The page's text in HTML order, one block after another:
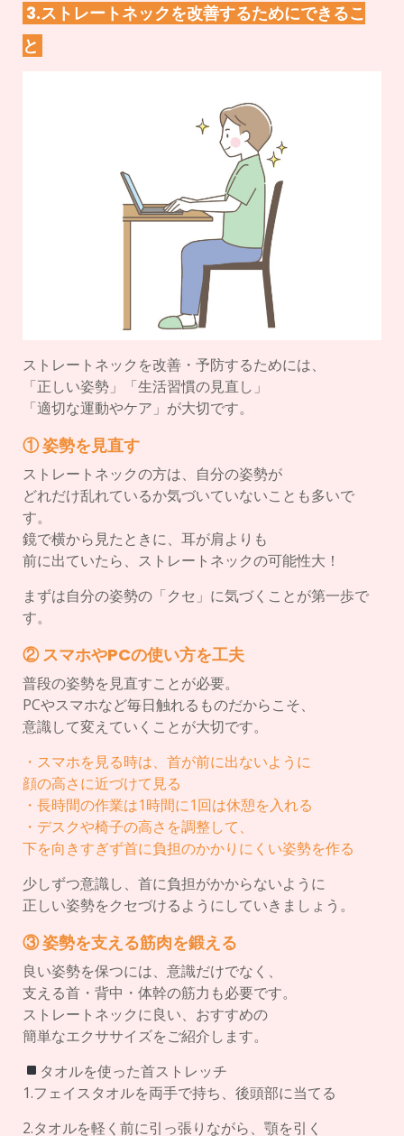
3.ストレートネックを改善するためにできるこ
と
ストレートネックを改善・予防するためには、
「正しい姿勢」「生活習慣の見直し」
「適切な運動やケア」が大切です。
① 姿勢を見直す
ストレートネックの方は、自分の姿勢が
どれだけ乱れているか気づいていないことも多いで
す。
鏡で横から見たときに、耳が肩よりも
前に出ていたら、ストレートネックの可能性大！
まずは自分の姿勢の「クセ」に気づくことが第一歩で
す。
② スマホやPCの使い方を工夫
普段の姿勢を見直すことが必要。
PCやスマホなど毎日触れるものだからこそ、
意識して変えていくことが大切です。
・スマホを見る時は、首が前に出ないように
顔の高さに近づけて見る
・長時間の作業は1時間に1回は休憩を入れる
・デスクや椅子の高さを調整して、
下を向きすぎず首に負担のかかりにくい姿勢を作る
少しずつ意識し、首に負担がかからないように
正しい姿勢をクセづけるようにしていきましょう。
③ 姿勢を支える筋肉を鍛える
良い姿勢を保つには、意識だけでなく、
支える首・背中・体幹の筋力も必要です。
ストレートネックに良い、おすすめの
簡単なエクササイズをご紹介します。
タオルを使った首ストレッチ
1.フェイスタオルを両手で持ち、後頭部に当てる
2.タオルを軽く前に引っ張りながら、顎を引く